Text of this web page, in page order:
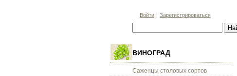
Войти Зарегистрироваться
ВИНОГРАД
Саженцы столовых сортов